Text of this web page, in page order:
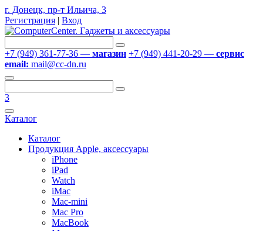
г. Донецк, пр-т Ильича, 3
Регистрация | Вход
+7 (949) 361-77-36 — магазин +7 (949) 441-20-29 — сервис
email: mail@cc-dn.ru
3
Каталог
Каталог
Продукция Apple, аксессуары
iPhone
iPad
Watch
iMac
Mac-mini
Mac Pro
MacBook